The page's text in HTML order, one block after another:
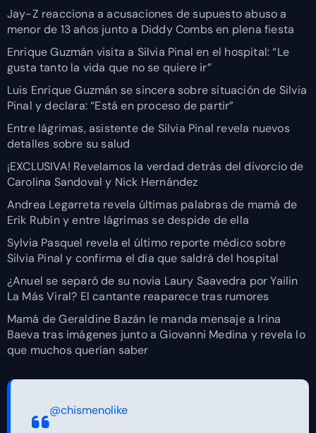
Jay-Z reacciona a acusaciones de supuesto abuso a
menor de 13 años junto a Diddy Combs en plena fiesta
Enrique Guzmán visita a Silvia Pinal en el hospital: “Le
gusta tanto la vida que no se quiere ir”
Luis Enrique Guzmán se sincera sobre situación de Silvia
Pinal y declara: “Está en proceso de partir”
Entre lágrimas, asistente de Silvia Pinal revela nuevos
detalles sobre su salud
¡EXCLUSIVA! Revelamos la verdad detrás del divorcio de
Carolina Sandoval y Nick Hernández
Andrea Legarreta revela últimas palabras de mamá de
Erik Rubín y entre lágrimas se despide de ella
Sylvia Pasquel revela el último reporte médico sobre
Silvia Pinal y confirma el día que saldrá del hospital
¿Anuel se separó de su novia Laury Saavedra por Yailin
La Más Viral? El cantante reaparece tras rumores
Mamá de Geraldine Bazán le manda mensaje a Irina
Baeva tras imágenes junto a Giovanni Medina y revela lo
que muchos querían saber
@chismenolike